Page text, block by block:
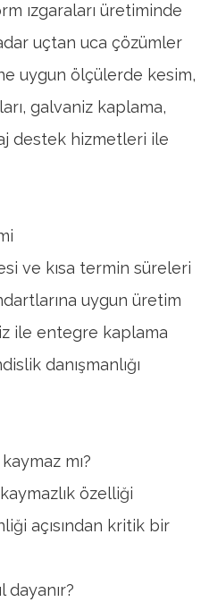
ızgaraları üretiminde
uçtan uca çözümler
uygun ölçülerde kesim,
galvaniz kaplama,
destek hizmetleri ile
ve kısa termin süreleri
uygun üretim
ile entegre kaplama
danışmanlığı
mı?
özelliği
açısından kritik bir
dayanır?